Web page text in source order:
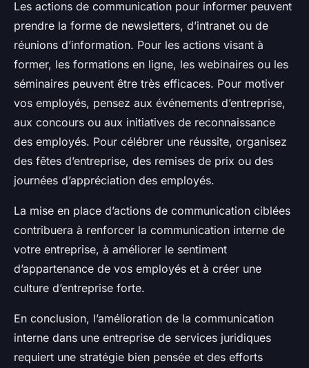
Les actions de communication pour informer peuvent
prendre la forme de newsletters, d’intranet ou de
réunions d’information. Pour les actions visant à
former, les formations en ligne, les webinaires ou les
séminaires peuvent être très efficaces. Pour motiver
vos employés, pensez aux événements d’entreprise,
aux concours ou aux initiatives de reconnaissance
des employés. Pour célébrer une réussite, organisez
des fêtes d’entreprise, des remises de prix ou des
journées d’appréciation des employés.
La mise en place d’actions de communication ciblées
contribuera à renforcer la communication interne de
votre entreprise, à améliorer le sentiment
d’appartenance de vos employés et à créer une
culture d’entreprise forte.
En conclusion, l’amélioration de la communication
interne dans une entreprise de services juridiques
requiert une stratégie bien pensée et des efforts